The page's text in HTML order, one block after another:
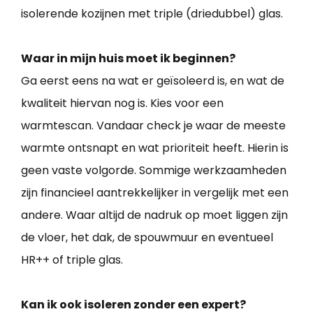
isolerende kozijnen met triple (driedubbel) glas.
Waar in mijn huis moet ik beginnen?
Ga eerst eens na wat er geïsoleerd is, en wat de
kwaliteit hiervan nog is. Kies voor een
warmtescan. Vandaar check je waar de meeste
warmte ontsnapt en wat prioriteit heeft. Hierin is
geen vaste volgorde. Sommige werkzaamheden
zijn financieel aantrekkelijker in vergelijk met een
andere. Waar altijd de nadruk op moet liggen zijn
de vloer, het dak, de spouwmuur en eventueel
HR++ of triple glas.
Kan ik ook isoleren zonder een expert?